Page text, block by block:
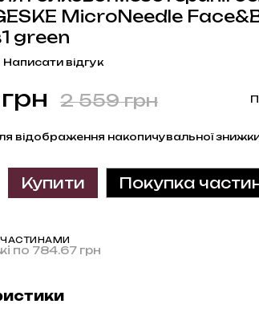
MicroNeedle
green
Написати відгук
2 559 грн
відображення накопичувальної
Купити Покупка
по 784.67 грн